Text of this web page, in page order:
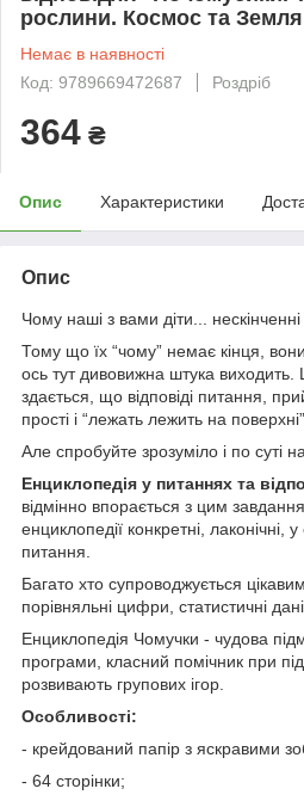
рослини. Космос та
Немає в наявності
Код: 9789669472687
Роздріб
364 ₴
Опис Характеристики
Опис
Чому наші з вами діти...
Тому що їх “чому” немає кінця,
ось тут дивовижна штука
здається, що відповіді питання,
прості і “лежать лежить на поверхні”.
Але спробуйте зрозуміло і по суті
Енциклопедія у питаннях та
відмінно впорається з цим
енциклопедії конкретні, лаконічні,
питання.
Багато хто супроводжується
порівняльні цифри, статистичні
Енциклопедія Чомучки - чудова
програми, класний помічник при
розвивають групових ігор.
Особливості:
- крейдований папір з яскравими
- 64 сторінки;